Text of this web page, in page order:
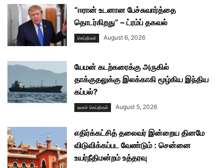
“ஈரான் உடனான பேச்சுவார்த்தை
தொடர்கிறது” – ட்ரம்ப் தகவல்
செய்திகள் August 6, 2026
யேமன் கடற்கரைக்கு அருகில்
தாக்குதலுக்கு இலக்காகி மூழ்கிய இந்திய
கப்பல்?
உலகச் செய்திகள் August 5, 2026
எதிர்க்கட்சித் தலைவர் இன்றைய தினமே
விடுவிக்கப்பட வேண்டும் : சென்னை
உயர்நீதிமன்றம் உத்தரவு